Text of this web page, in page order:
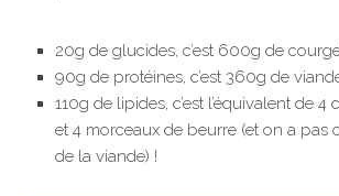
20g de glucides, c’est 600g de
90g de protéines, c’est 360g de
110g de lipides, c’est l’équivalent de 4
et 4 morceaux de beurre (et on a pas
de la viande) !